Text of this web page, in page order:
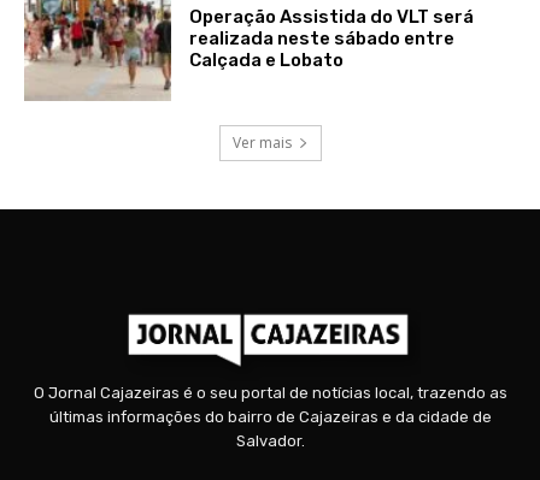
Operação Assistida do VLT será
realizada neste sábado entre
Calçada e Lobato
Ver mais
O Jornal Cajazeiras é o seu portal de notícias local, trazendo as
últimas informações do bairro de Cajazeiras e da cidade de
Salvador.